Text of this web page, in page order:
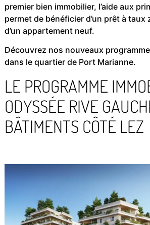
premier bien immobilier, l’aide aux
permet de bénéficier d’un prêt à taux
d’un appartement neuf.
Découvrez nos nouveaux
dans le quartier de Port Marianne.
LE PROGRAMME
ODYSSÉE RIVE
BÂTIMENTS CÔTÉ LEZ